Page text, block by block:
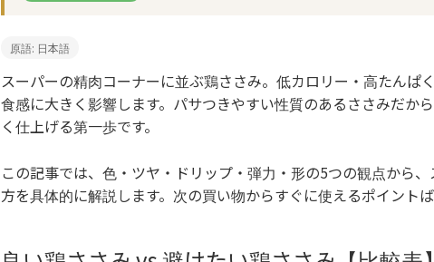
原語: 日本語
スーパーの精肉コーナーに並ぶ鶏ささみ。低カロリー・高たんぱ
食感に大きく影響します。パサつきやすい性質のあるささみだか
く仕上げる第一歩です。
この記事では、色・ツヤ・ドリップ・弾力・形の5つの観点から
方を具体的に解説します。次の買い物からすぐに使えるポイントば